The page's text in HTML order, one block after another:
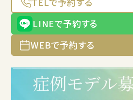
LINEで予約する
WEBで予約する